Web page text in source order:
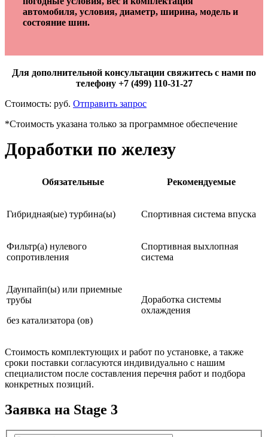
автомобиля, условия, диаметр, ширина, модель и
состояние шин.
Для дополнительной консультации свяжитесь с нами по
телефону +7 (499) 110-31-27
Стоимость: руб. Отправить запрос
*Стоимость указана только за программное обеспечение
Доработки по железу
Обязательные Рекомендуемые
Гибридная(ые) турбина(ы) Спортивная система впуска
Фильтр(а) нулевого
сопротивления
Спортивная выхлопная
система
Даунпайп(ы) или приемные
трубы
без катализатора (ов)
Доработка системы
охлаждения
Стоимость комплектующих и работ по установке, а также
сроки поставки согласуются индивидуально с нашим
специалистом после составления перечня работ и подбора
конкретных позиций.
Заявка на Stage 3